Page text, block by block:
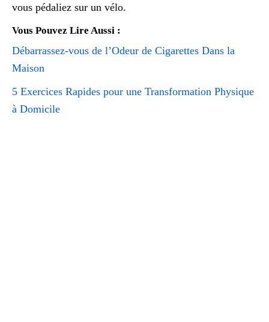
vous pédaliez sur un vélo.
Vous Pouvez Lire Aussi :
Débarrassez-vous de l’Odeur de Cigarettes Dans la
Maison
5 Exercices Rapides pour une Transformation Physique
à Domicile